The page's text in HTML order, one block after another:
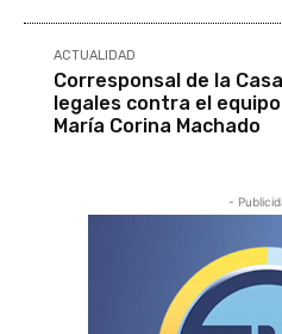
ACTUALIDAD
Corresponsal de la
legales contra el
María Corina Machado
-